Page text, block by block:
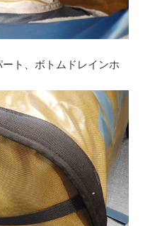
ト、ボトムドレインホ